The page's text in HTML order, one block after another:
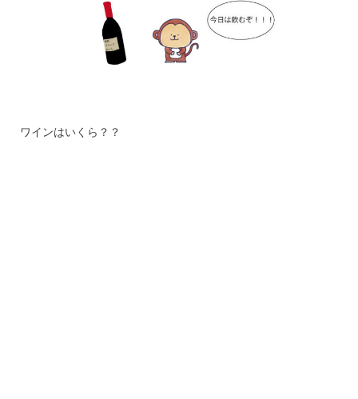
ワインはいくら？？